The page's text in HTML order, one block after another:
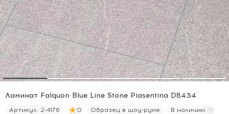
Ламинат Falquon Blue Line Stone Piasentina D8434
Артикул: 2-4176 0 Образец в шоу-руме В наличии